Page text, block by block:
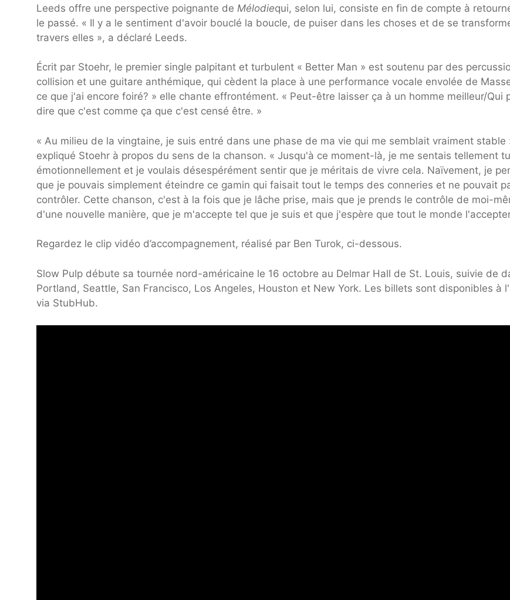
Leeds offre une perspective poignante de Mélodiequi, selon lui, consiste en fin de compte à
le passé. « Il y a le sentiment d'avoir bouclé la boucle, de puiser dans les choses et de se
travers elles », a déclaré Leeds.
Écrit par Stoehr, le premier single palpitant et turbulent « Better Man » est soutenu par des
collision et une guitare anthémique, qui cèdent la place à une performance vocale envolée de
ce que j'ai encore foiré? » elle chante effrontément. « Peut-être laisser ça à un homme meilleur/Qui
dire que c'est comme ça que c'est censé être. »
« Au milieu de la vingtaine, je suis entré dans une phase de ma vie qui me semblait vraiment stable
expliqué Stoehr à propos du sens de la chanson. « Jusqu'à ce moment-là, je me sentais tellement
émotionnellement et je voulais désespérément sentir que je méritais de vivre cela. Naïvement, je
que je pouvais simplement éteindre ce gamin qui faisait tout le temps des conneries et ne pouvait
contrôler. Cette chanson, c'est à la fois que je lâche prise, mais que je prends le contrôle de moi-
d'une nouvelle manière, que je m'accepte tel que je suis et que j'espère que tout le monde
Regardez le clip vidéo d’accompagnement, réalisé par Ben Turok, ci-dessous.
Slow Pulp débute sa tournée nord-américaine le 16 octobre au Delmar Hall de St. Louis, suivie de
Portland, Seattle, San Francisco, Los Angeles, Houston et New York. Les billets sont disponibles à
via StubHub.